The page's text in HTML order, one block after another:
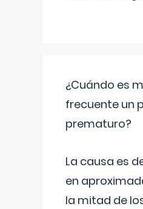
¿Cuándo es
frecuente un
prematuro?
La causa es
en
la mitad de